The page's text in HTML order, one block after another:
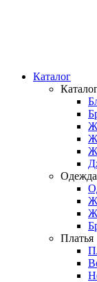
Каталог
Платья